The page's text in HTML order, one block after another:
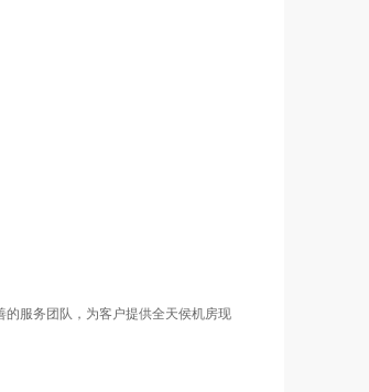
服务团队，为客户提供全天侯机房现